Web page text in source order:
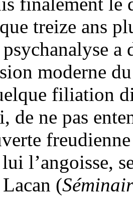
treize ans
moderne
filiation
de ne pas
l’angoisse,
(